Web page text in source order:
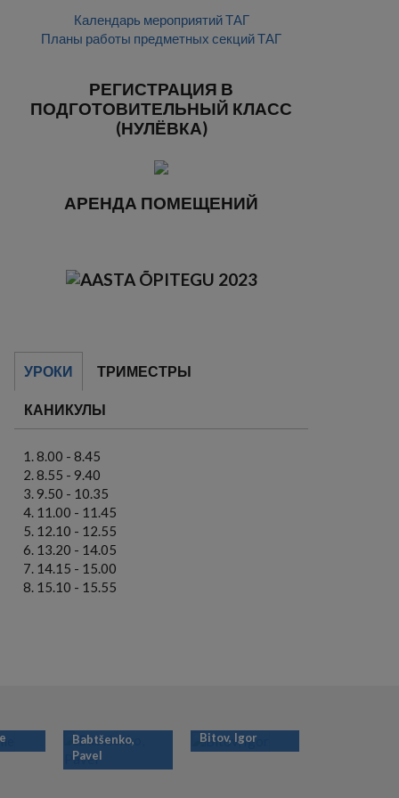
Календарь мероприятий ТАГ
Планы работы предметных секций ТАГ
РЕГИСТРАЦИЯ В
ПОДГОТОВИТЕЛЬНЫЙ КЛАСС
(НУЛЁВКА)
АРЕНДА ПОМЕЩЕНИЙ
УРОКИ ТРИМЕСТРЫ
КАНИКУЛЫ
8.00 - 8.45
8.55 - 9.40
9.50 - 10.35
11.00 - 11.45
12.10 - 12.55
13.20 - 14.05
14.15 - 15.00
15.10 - 15.55
Babtšenko,
Pavel
Bitov, Igor